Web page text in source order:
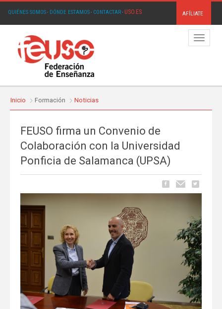
QUIÉNES SOMOS· DÓNDE ESTAMOS· CONTACTAR· USO.ES AFÍLIATE
Menú
Inicio Formación Noticias
FEUSO firma un Convenio de
Colaboración con la Universidad
Ponficia de Salamanca (UPSA)